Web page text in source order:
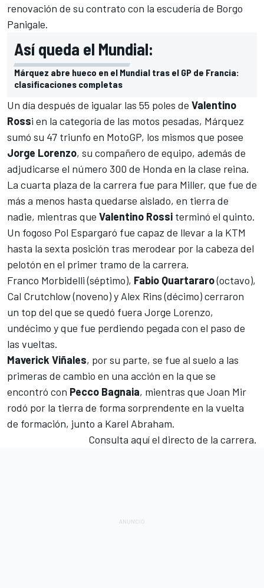
renovación de su contrato con la escudería de Borgo
Panigale.
Así queda el Mundial:
Márquez abre hueco en el Mundial tras el GP de Francia:
clasificaciones completas
Un día después de igualar las 55 poles de Valentino
Rossi en la categoría de las motos pesadas, Márquez
sumó su 47 triunfo en MotoGP, los mismos que posee
Jorge Lorenzo, su compañero de equipo, además de
adjudicarse el número 300 de Honda en la clase reina.
La cuarta plaza de la carrera fue para Miller, que fue de
más a menos hasta quedarse aislado, en tierra de
nadie, mientras que Valentino Rossi terminó el quinto.
Un fogoso Pol Espargaró fue capaz de llevar a la KTM
hasta la sexta posición tras merodear por la cabeza del
pelotón en el primer tramo de la carrera.
Franco Morbidelli (séptimo), Fabio Quartararo(octavo),
Cal Crutchlow (noveno) y Alex Rins (décimo) cerraron
un top del que se quedó fuera Jorge Lorenzo,
undécimo y que fue perdiendo pegada con el paso de
las vueltas.
Maverick Viñales, por su parte, se fue al suelo a las
primeras de cambio en una acción en la que se
encontró con Pecco Bagnaia, mientras que Joan Mir
rodó por la tierra de forma sorprendente en la vuelta
de formación, junto a Karel Abraham.
Consulta aquí el directo de la carrera.